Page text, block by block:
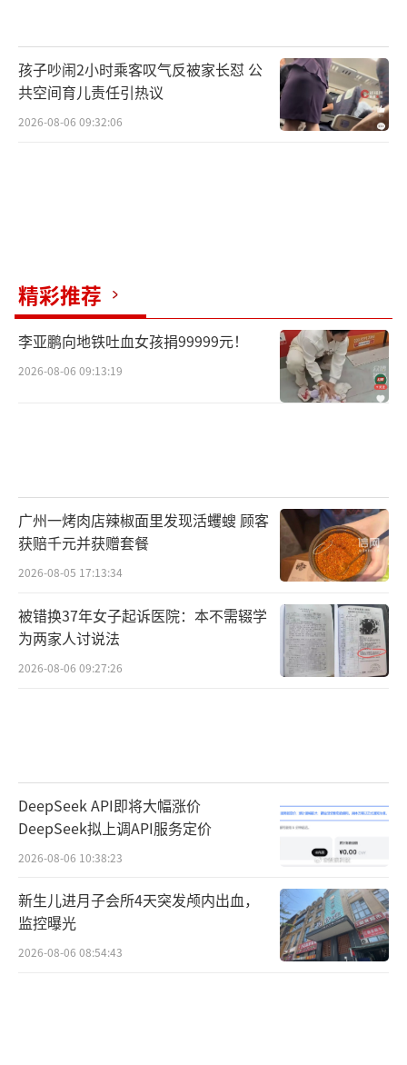
孩子吵闹2小时乘客叹气反被家长怼 公
共空间育儿责任引热议
2026-08-06 09:32:06
精彩推荐
李亚鹏向地铁吐血女孩捐99999元！
2026-08-06 09:13:19
广州一烤肉店辣椒面里发现活蠼螋 顾客
获赔千元并获赠套餐
2026-08-05 17:13:34
被错换37年女子起诉医院：本不需辍学
为两家人讨说法
2026-08-06 09:27:26
DeepSeek API即将大幅涨价
DeepSeek拟上调API服务定价
2026-08-06 10:38:23
新生儿进月子会所4天突发颅内出血，
监控曝光
2026-08-06 08:54:43